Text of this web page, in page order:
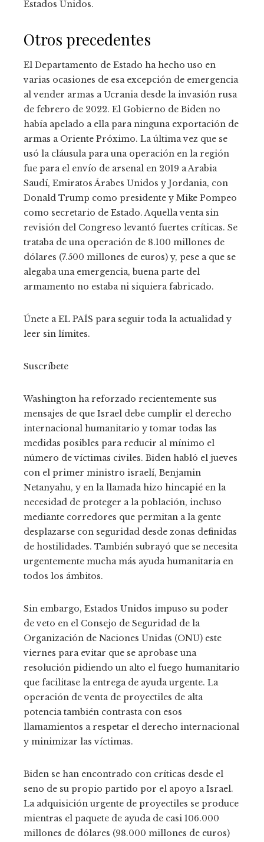
Estados Unidos.
Otros precedentes
El Departamento de Estado ha hecho uso en
varias ocasiones de esa excepción de emergencia
al vender armas a Ucrania desde la invasión rusa
de febrero de 2022. El Gobierno de Biden no
había apelado a ella para ninguna exportación de
armas a Oriente Próximo. La última vez que se
usó la cláusula para una operación en la región
fue para el envío de arsenal en 2019 a Arabia
Saudí, Emiratos Árabes Unidos y Jordania, con
Donald Trump como presidente y Mike Pompeo
como secretario de Estado. Aquella venta sin
revisión del Congreso levantó fuertes críticas. Se
trataba de una operación de 8.100 millones de
dólares (7.500 millones de euros) y, pese a que se
alegaba una emergencia, buena parte del
armamento no estaba ni siquiera fabricado.
Únete a EL PAÍS para seguir toda la actualidad y
leer sin límites.
Suscríbete
Washington ha reforzado recientemente sus
mensajes de que Israel debe cumplir el derecho
internacional humanitario y tomar todas las
medidas posibles para reducir al mínimo el
número de víctimas civiles. Biden habló el jueves
con el primer ministro israelí, Benjamin
Netanyahu, y en la llamada hizo hincapié en la
necesidad de proteger a la población, incluso
mediante corredores que permitan a la gente
desplazarse con seguridad desde zonas definidas
de hostilidades. También subrayó que se necesita
urgentemente mucha más ayuda humanitaria en
todos los ámbitos.
Sin embargo, Estados Unidos impuso su poder
de veto en el Consejo de Seguridad de la
Organización de Naciones Unidas (ONU) este
viernes para evitar que se aprobase una
resolución pidiendo un alto el fuego humanitario
que facilitase la entrega de ayuda urgente. La
operación de venta de proyectiles de alta
potencia también contrasta con esos
llamamientos a respetar el derecho internacional
y minimizar las víctimas.
Biden se han encontrado con críticas desde el
seno de su propio partido por el apoyo a Israel.
La adquisición urgente de proyectiles se produce
mientras el paquete de ayuda de casi 106.000
millones de dólares (98.000 millones de euros)